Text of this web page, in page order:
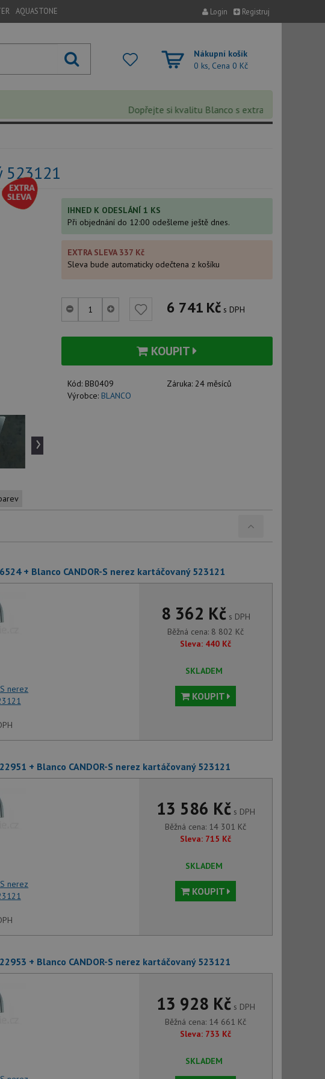
AQUASTONE Login Registruj
Nákupní košík
0 ks, Cena 0 Kč
Dopřejte si kvalitu Blanco s extra 5% slevou –
523121
›
IHNED K ODESLÁNÍ 1 KS
Při objednání do 12:00 odešleme ještě dnes.
EXTRA SLEVA 337 Kč
Sleva bude automaticky odečtena z košíku
6 741 Kč s DPH
KOUPIT
Kód: BB0409 Záruka:24 měsíců
Výrobce: BLANCO
+ Blanco CANDOR-S nerez kartáčovaný 523121
nerez
8 362 Kčs DPH
Běžná cena: 8 802 Kč
Sleva: 440 Kč
SKLADEM
KOUPIT
+ Blanco CANDOR-S nerez kartáčovaný 523121
nerez
13 586 Kčs DPH
Běžná cena: 14 301 Kč
Sleva: 715 Kč
SKLADEM
KOUPIT
+ Blanco CANDOR-S nerez kartáčovaný 523121
13 928 Kčs DPH
Běžná cena: 14 661 Kč
Sleva: 733 Kč
SKLADEM